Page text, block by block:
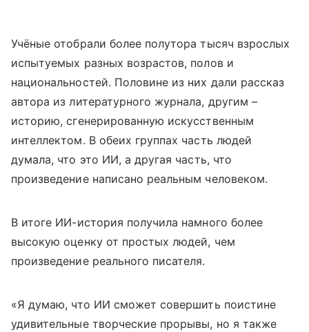
Учёные отобрали более полутора тысяч взрослых
испытуемых разных возрастов, полов и
национальностей. Половине из них дали рассказ
автора из литературного журнала, другим –
историю, сгенерированную искусственным
интеллектом. В обеих группах часть людей
думала, что это ИИ, а другая часть, что
произведение написано реальным человеком.
В итоге ИИ-история получила намного более
высокую оценку от простых людей, чем
произведение реального писателя.
«Я думаю, что ИИ сможет совершить поистине
удивительные творческие прорывы, но я также